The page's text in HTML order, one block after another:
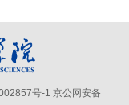
号-1 京公网安备